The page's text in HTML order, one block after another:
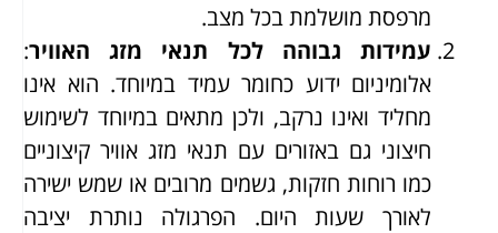
מרפסת מושלמת בכל מצב.
עמידות גבוהה לכל תנאי מזג האוויר:
אלומיניום ידוע כחומר עמיד במיוחד. הוא אינו
מחליד ואינו נרקב, ולכן מתאים במיוחד לשימוש
חיצוני גם באזורים עם תנאי מזג אוויר קיצוניים
כמו רוחות חזקות, גשמים מרובים או שמש ישירה
לאורך שעות היום. הפרגולה נותרת יציבה